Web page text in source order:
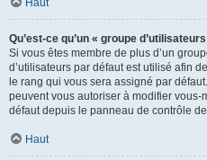
Haut
Qu’est-ce qu’un « groupe
Si vous êtes membre de plus d’un
d’utilisateurs par défaut est utilisé afin
le rang qui vous sera assigné par
peuvent vous autoriser à modifier vous-
défaut depuis le panneau de contrôle de
Haut